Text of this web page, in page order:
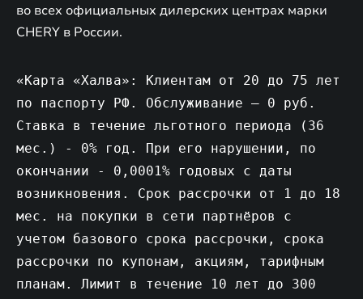
во всех официальных дилерских центрах марки
CHERY в России.
«Карта «Халва»: Клиентам от 20 до 75 лет
по паспорту РФ. Обслуживание – 0 руб.
Ставка в течение льготного периода (36
мес.) - 0% год. При его нарушении, по
окончании - 0,0001% годовых с даты
возникновения. Срок рассрочки от 1 до 18
мес. на покупки в сети партнёров с
учетом базового срока рассрочки, срока
рассрочки по купонам, акциям, тарифным
планам. Лимит в течение 10 лет до 300